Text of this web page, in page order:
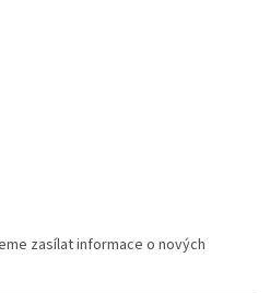
zasílat informace o nových